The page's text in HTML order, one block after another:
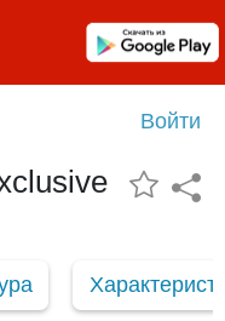
Войти